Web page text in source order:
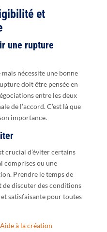
et
une rupture
mais nécessite une bonne
doit être pensée en
entre les deux
de l’accord. C’est là que
importance.
crucial d’éviter certains
comprises ou une
Prendre le temps de
de discuter des conditions
satisfaisante pour toutes
Aide à la création